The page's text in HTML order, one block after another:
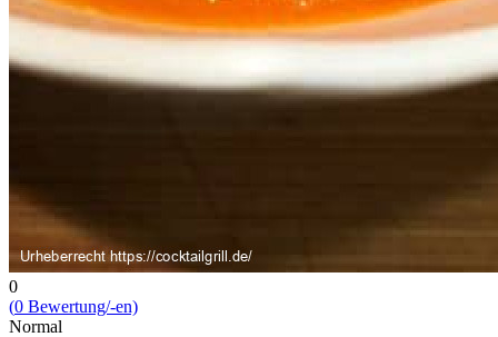
0
(0 Bewert­ung/-en)
Normal